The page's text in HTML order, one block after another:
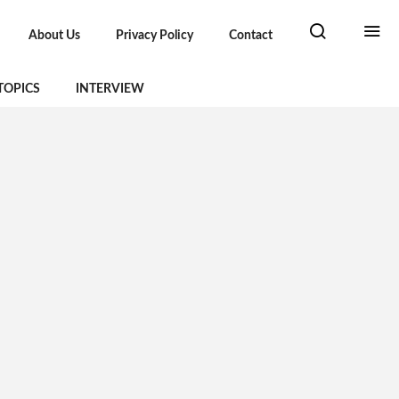
About Us Privacy Policy Contact
INTERVIEW